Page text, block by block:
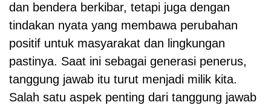
dan bendera berkibar, tetapi juga dengan
tindakan nyata yang membawa perubahan
positif untuk masyarakat dan lingkungan
pastinya. Saat ini sebagai generasi penerus,
tanggung jawab itu turut menjadi milik kita.
Salah satu aspek penting dari tanggung jawab